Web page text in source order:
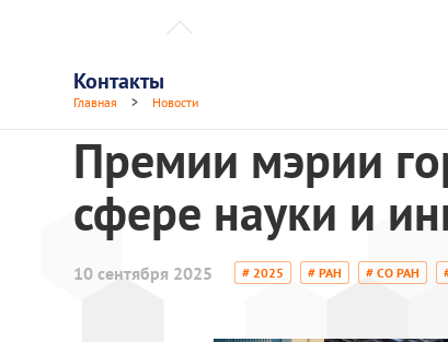
Контакты
Главная > Новости
Премии мэрии
сфере науки и
10 сентября 2025 # 2025 # РАН # СО РАН